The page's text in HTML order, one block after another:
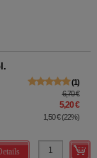
1
6,70 €
5,20 €
1,50 €(22%)